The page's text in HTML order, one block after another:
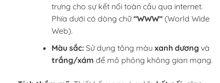
trưng cho sự kết nối toàn cầu qua internet.
Phía dưới có dòng chữ“WWW”(World Wide
Web).
Màu sắc:Sử dụng tông màu xanh dương và
trắng/xám để mô phỏng không gian mạng.